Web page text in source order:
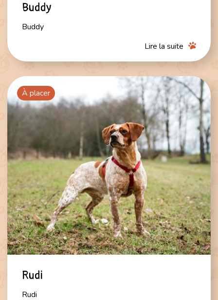
Buddy
Buddy
Lire la suite
À placer
Rudi
Rudi